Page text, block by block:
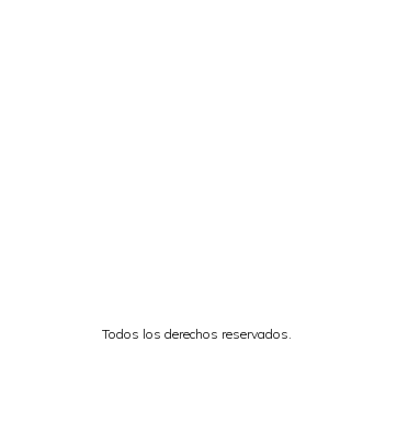
Todos los derechos reservados.